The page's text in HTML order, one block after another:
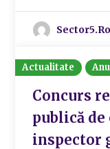
Sector5.ro
Actualitate
Concurs
publică de
inspector